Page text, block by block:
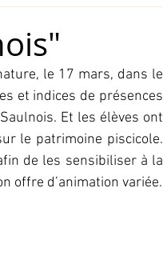
le 17 mars, dans le
et indices de présences
. Et les élèves ont
le patrimoine piscicole.
de les sensibiliser à la
offre d’animation variée.